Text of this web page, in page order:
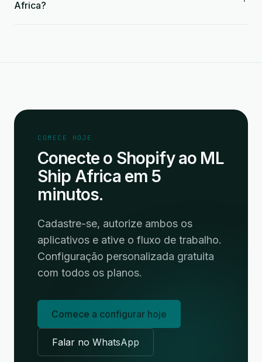
Africa?
COMECE HOJE
Conecte o Shopify ao ML
Ship Africa em 5
minutos.
Cadastre-se, autorize ambos os
aplicativos e ative o fluxo de trabalho.
Configuração personalizada gratuita
com todos os planos.
Comece a configurar hoje
Falar no WhatsApp